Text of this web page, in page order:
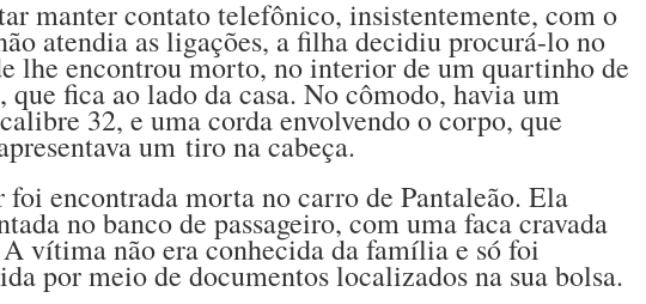
manter contato telefônico, insistentemente, com o
atendia as ligações, a filha decidiu procurá-lo no
lhe encontrou morto, no interior de um quartinho de
que fica ao lado da casa. No cômodo, havia um
32, e uma corda envolvendo o corpo, que
um tiro na cabeça.
encontrada morta no carro de Pantaleão. Ela
no banco de passageiro, com uma faca cravada
vítima não era conhecida da família e só foi
por meio de documentos localizados na sua bolsa.